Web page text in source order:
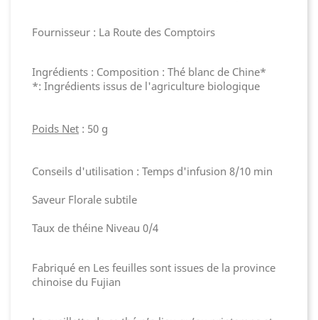
Fournisseur : La Route des Comptoirs
Ingrédients : Composition : Thé blanc de Chine*
*: Ingrédients issus de l'agriculture biologique
Poids Net : 50 g
Conseils d'utilisation : Temps d'infusion 8/10 min
Saveur Florale subtile
Taux de théine Niveau 0/4
Fabriqué en Les feuilles sont issues de la province
chinoise du Fujian